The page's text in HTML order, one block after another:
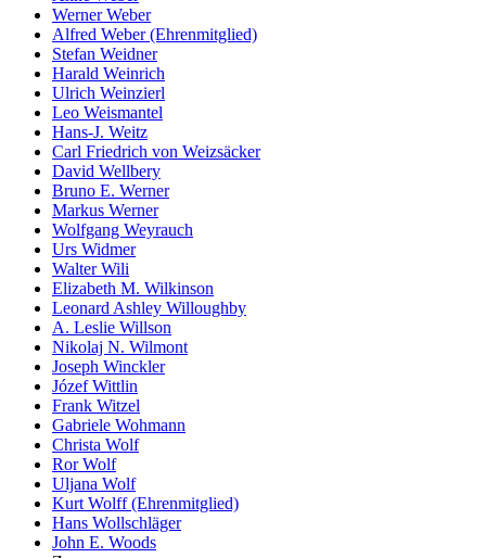
Werner Weber
Alfred Weber (Ehrenmitglied)
Stefan Weidner
Harald Weinrich
Ulrich Weinzierl
Leo Weismantel
Hans-J. Weitz
Carl Friedrich von Weizsäcker
David Wellbery
Bruno E. Werner
Markus Werner
Wolfgang Weyrauch
Urs Widmer
Walter Wili
Elizabeth M. Wilkinson
Leonard Ashley Willoughby
A. Leslie Willson
Nikolaj N. Wilmont
Joseph Winckler
Józef Wittlin
Frank Witzel
Gabriele Wohmann
Christa Wolf
Ror Wolf
Uljana Wolf
Kurt Wolff (Ehrenmitglied)
Hans Wollschläger
John E. Woods